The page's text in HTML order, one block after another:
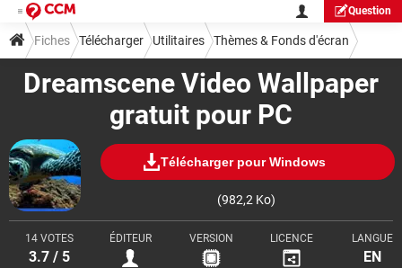
Question
Dreamscene Video Wallpaper
gratuit pour PC
Télécharger pour Windows
(982,2 Ko)
14 VOTES
3.7 / 5
ÉDITEUR VERSION LICENCE LANGUE
EN
Fiches Télécharger Utilitaires Thèmes & Fonds d'écran